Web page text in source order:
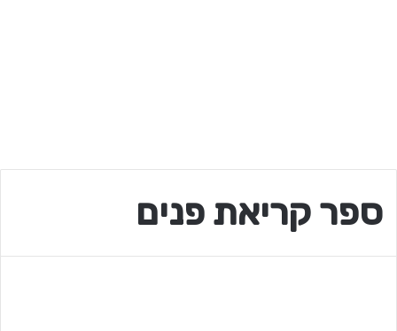
ספר קריאת פנים